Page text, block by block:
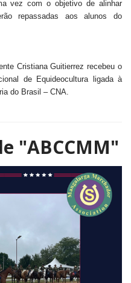
vez com o objetivo de alinhar
repassadas aos alunos do
Cristiana Guitierrez recebeu o
de Equideocultura ligada à
do Brasil – CNA.
"ABCCMM"